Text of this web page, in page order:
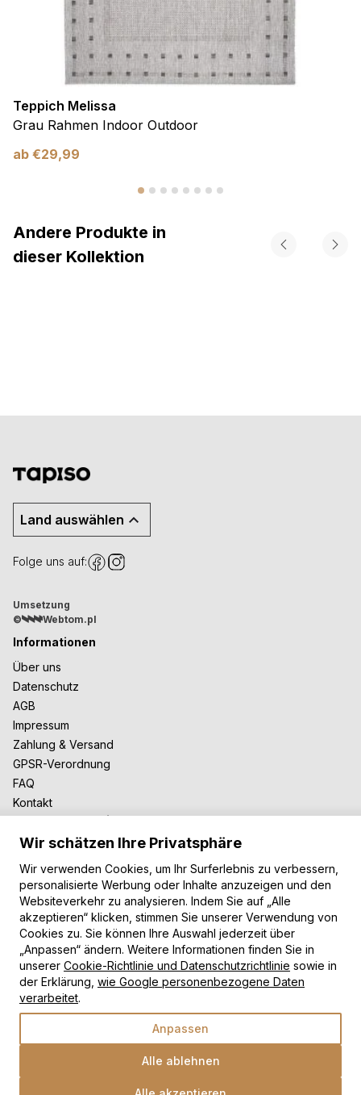
Teppich Melissa
Grau Rahmen Indoor Outdoor
ab €29,99
Andere Produkte in
dieser Kollektion
Land auswählen
Folge uns auf:
Umsetzung
©
Webtom.pl
Informationen
Über uns
Datenschutz
AGB
Impressum
Zahlung & Versand
GPSR-Verordnung
FAQ
Kontakt
Zusammenarbeit
Für Blogger
B2B-Zusammenarbeit
Unsere Teppiche
Moderne Teppiche
Vintage Teppiche
Shaggy Teppiche
Kinderteppiche
Zahlungsarten
Wir schätzen Ihre Privatsphäre
Wir verwenden Cookies, um Ihr Surferlebnis zu verbessern,
personalisierte Werbung oder Inhalte anzuzeigen und den
Websiteverkehr zu analysieren. Indem Sie auf „Alle
akzeptieren“ klicken, stimmen Sie unserer Verwendung von
Cookies zu. Sie können Ihre Auswahl jederzeit über
„Anpassen“ ändern. Weitere Informationen finden Sie in
unserer Cookie-Richtlinie und Datenschutzrichtlinie sowie in
der Erklärung, wie Google personenbezogene Daten
verarbeitet.
Anpassen
Alle ablehnen